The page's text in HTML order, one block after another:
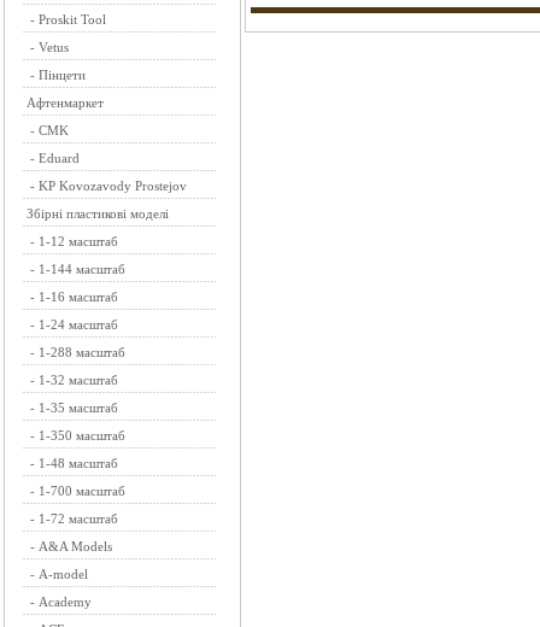
- Proskit Tool
- Vetus
- Пінцети
Афтенмаркет
- CMK
- Eduard
- KP Kovozavody Prostejov
Збірні пластикові моделі
- 1-12 масштаб
- 1-144 масштаб
- 1-16 масштаб
- 1-24 масштаб
- 1-288 масштаб
- 1-32 масштаб
- 1-35 масштаб
- 1-350 масштаб
- 1-48 масштаб
- 1-700 масштаб
- 1-72 масштаб
- A&A Models
- A-model
- Academy